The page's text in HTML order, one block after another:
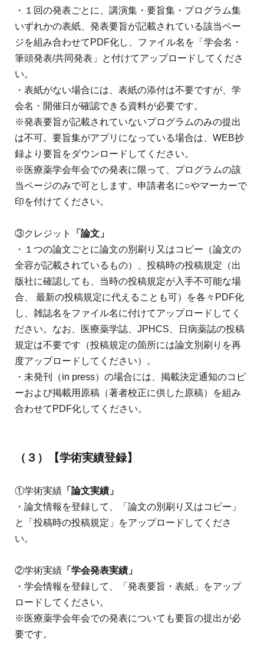
・１回の発表ごとに、講演集・要旨集・プログラム集
いずれかの表紙、発表要旨が記載されている該当ペー
ジを組み合わせてPDF化し、ファイル名を「学会名・
筆頭発表/共同発表」と付けてアップロードしてくださ
い。
・表紙がない場合には、表紙の添付は不要ですが、学
会名・開催日が確認できる資料が必要です。
※発表要旨が記載されていないプログラムのみの提出
は不可。要旨集がアプリになっている場合は、WEB抄
録より要旨をダウンロードしてください。
※医療薬学会年会での発表に限って、プログラムの該
当ページのみで可とします。申請者名に○やマーカーで
印を付けてください。
③クレジット
「論文」
・１つの論文ごとに論文の別刷り又はコピー（論文の
全容が記載されているもの）、投稿時の投稿規定（出
版社に確認しても、当時の投稿規定が入手不可能な場
合、 最新の投稿規定に代えることも可）を各々PDF化
し、雑誌名をファイル名に付けてアップロードしてく
ださい。なお、医療薬学誌、JPHCS、日病薬誌の投稿
規定は不要です（投稿規定の箇所には論文別刷りを再
度アップロードしてください）。
・未発刊（in press）の場合には、掲載決定通知のコピ
ーおよび掲載用原稿（著者校正に供した原稿）を組み
合わせてPDF化してください。
（３） 【学術実績登録】
①学術実績 「論文実績」
・論文情報を登録して、「論文の別刷り又はコピー」
と「投稿時の投稿規定」をアップロードしてくださ
い。
②学術実績 「学会発表実績」
・学会情報を登録して、「発表要旨・表紙」をアップ
ロードしてください。
※医療薬学会年会での発表についても要旨の提出が必
要です。